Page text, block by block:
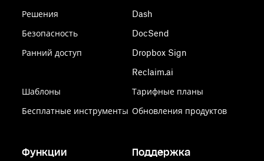
Решения
Безопасность
Ранний доступ
Шаблоны
Бесплатные инструменты
Dash
DocSend
Dropbox Sign
Reclaim.ai
Тарифные планы
Обновления продуктов
Функции Поддержка